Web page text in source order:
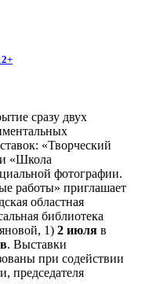
сразу двух
«Творческий
«Школа
фотографии.
работы» приглашает
областная
библиотека
1) 2 июля в
. Выставки
при содействии
председателя